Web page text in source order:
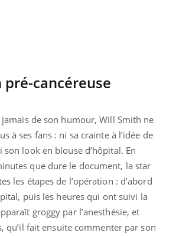
pré-cancéreuse
jamais de son humour, Will Smith ne
à ses fans : ni sa crainte à l’idée de
son look en blouse d’hôpital. En
que dure le document, la star
les étapes de l’opération : d’abord
puis les heures qui ont suivi la
groggy par l’anesthésie, et
qu’il fait ensuite commenter par son